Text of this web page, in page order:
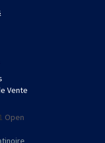
Vente
Open